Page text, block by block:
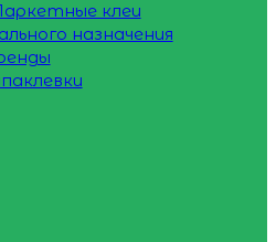
клеи
назначения